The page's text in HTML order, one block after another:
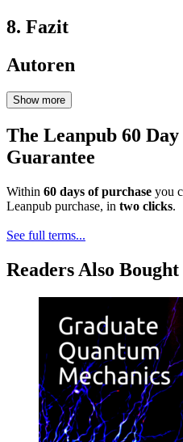
8. Fazit
Autoren
Show more
The Leanpub 60
Guarantee
Within 60 days of purchase you
Leanpub purchase, in two clicks.
See full terms...
Readers Also Bought